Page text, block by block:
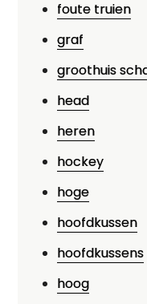
foute truien
graf
groothuis
head
heren
hockey
hoge
hoofdkussen
hoofdkussens
hoog